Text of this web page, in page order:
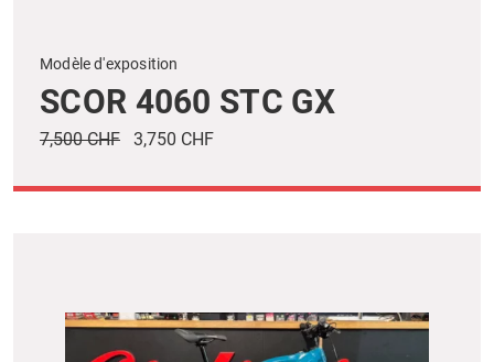
Modèle d'exposition
SCOR 4060 STC GX
7,500 CHF 3,750 CHF